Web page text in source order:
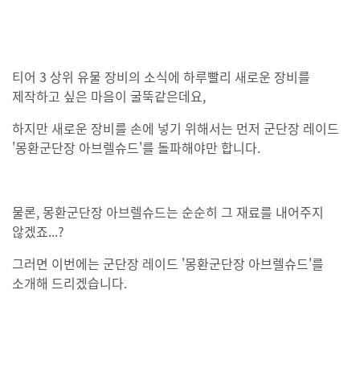
티어 3 상위 유물 장비의 소식에 하루빨리 새로운 장비를
제작하고 싶은 마음이 굴뚝같은데요,
하지만 새로운 장비를 손에 넣기 위해서는 먼저 군단장 레이드
'몽환군단장 아브렐슈드'를 돌파해야만 합니다.
물론, 몽환군단장 아브렐슈드는 순순히 그 재료를 내어주지
않겠죠...?
그러면 이번에는 군단장 레이드 '몽환군단장 아브렐슈드'를
소개해 드리겠습니다.